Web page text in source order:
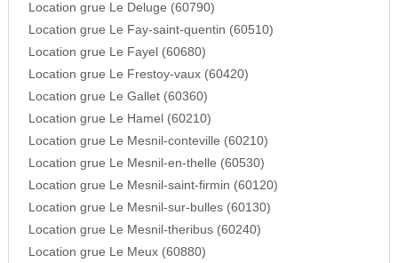
Location grue Le Deluge (60790)
Location grue Le Fay-saint-quentin (60510)
Location grue Le Fayel (60680)
Location grue Le Frestoy-vaux (60420)
Location grue Le Gallet (60360)
Location grue Le Hamel (60210)
Location grue Le Mesnil-conteville (60210)
Location grue Le Mesnil-en-thelle (60530)
Location grue Le Mesnil-saint-firmin (60120)
Location grue Le Mesnil-sur-bulles (60130)
Location grue Le Mesnil-theribus (60240)
Location grue Le Meux (60880)